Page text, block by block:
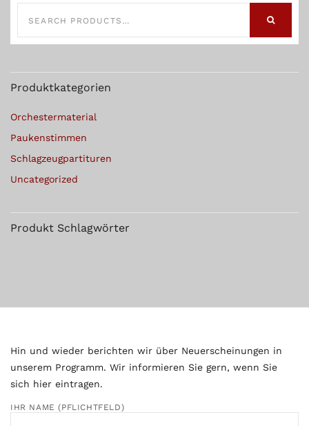
FOR:
Produktkategorien
Orchestermaterial
Paukenstimmen
Schlagzeugpartituren
Uncategorized
Produkt Schlagwörter
Hin und wieder berichten wir über Neuerscheinungen in
unserem Programm. Wir informieren Sie gern, wenn Sie
sich hier eintragen.
IHR NAME (PFLICHTFELD)